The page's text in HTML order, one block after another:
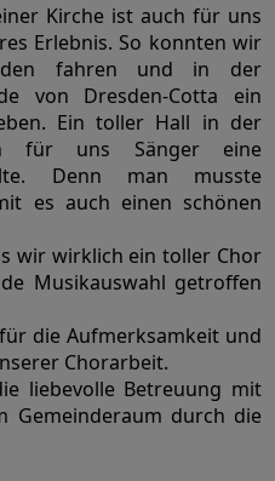
Kirche ist auch für uns
Erlebnis. So konnten wir
fahren und in der
von Dresden-Cotta ein
Ein toller Hall in der
für uns Sänger eine
Denn man musste
es auch einen schönen
wir wirklich ein toller Chor
Musikauswahl getroffen
die Aufmerksamkeit und
Chorarbeit.
liebevolle Betreuung mit
Gemeinderaum durch die